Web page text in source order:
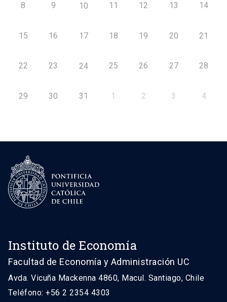
8 9 10 11 12 13 14
15 16 17 18 19 20 21
22 23 24 25 26 27 28
29 30 31 1 2 3 4
Instituto de Economía
Facultad de Economía y Administración UC
Avda. Vicuña Mackenna 4860, Macul. Santiago, Chile
Teléfono: +56 2 2354 4303